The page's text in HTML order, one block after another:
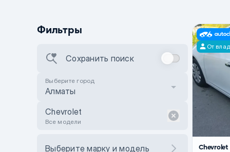
Фильтры
Сохранить поиск
Выберите город
Алматы
Chevrolet
Все модели
Выберите марку и модель
От
Chevrolet